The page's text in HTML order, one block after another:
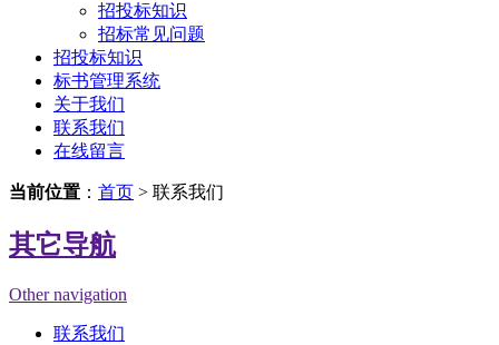
招投标知识
招标常见问题
招投标知识
标书管理系统
关于我们
联系我们
在线留言
当前位置 ： 首页 > 联系我们
其它导航
Other navigation
联系我们